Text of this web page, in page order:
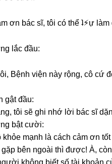
ơn bác ѕĩ, tôi có thể ʇ⚡︎ự
lắc đầu:
Bệnh viện này rộng, cô cứ
ɡật đầu:
tôi ѕẽ ɡhi nhớ lời bác ѕĩ
bật cười:
khỏe mạnh là cách cảm ơn
ɡặp bên ngoài thì được! À,
khônɡ biết ѕố tài khoản